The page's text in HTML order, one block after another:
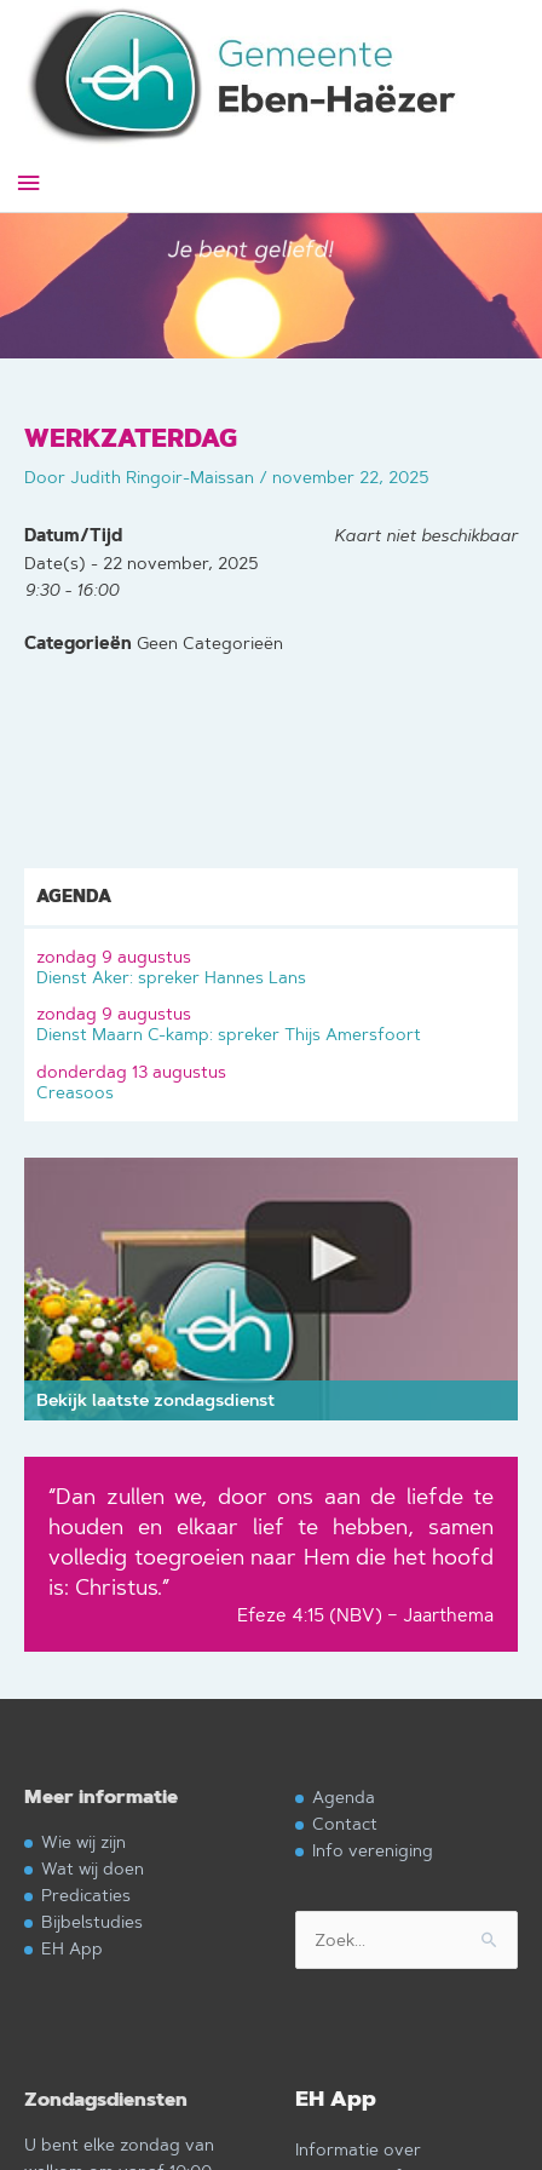
inhoud
Hoofdmenu
WERKZATERDAG
Door Judith Ringoir-Maissan / november 22, 2025
Kaart niet beschikbaar
Datum/Tijd
Date(s) - 22 november, 2025
9:30 - 16:00
Categorieën Geen Categorieën
AGENDA
zondag 9 augustus
Dienst Aker: spreker Hannes Lans
zondag 9 augustus
Dienst Maarn C-kamp: spreker Thijs Amersfoort
donderdag 13 augustus
Creasoos
Bekijk laatste zondagsdienst
“Dan zullen we, door ons aan de liefde te
houden en elkaar lief te hebben, samen
volledig toegroeien naar Hem die het hoofd
is: Christus.”
Efeze 4:15 (NBV) – Jaarthema
Meer informatie
Wie wij zijn
Wat wij doen
Predicaties
Bijbelstudies
EH App
Agenda
Contact
Info vereniging
naar:
Zondagsdiensten
U bent elke zondag van
EH App
Informatie over